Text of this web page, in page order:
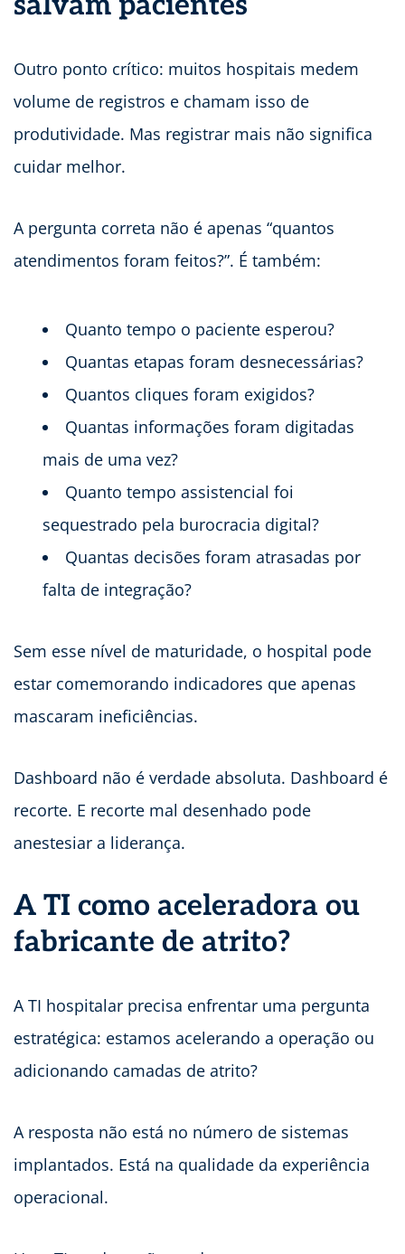
Outro ponto crítico: muitos hospitais medem
volume de registros e chamam isso de
produtividade. Mas registrar mais não significa
cuidar melhor.
A pergunta correta não é apenas “quantos
atendimentos foram feitos?”. É também:
Quanto tempo o paciente esperou?
Quantas etapas foram desnecessárias?
Quantos cliques foram exigidos?
Quantas informações foram digitadas
mais de uma vez?
Quanto tempo assistencial foi
sequestrado pela burocracia digital?
Quantas decisões foram atrasadas por
falta de integração?
Sem esse nível de maturidade, o hospital pode
estar comemorando indicadores que apenas
mascaram ineficiências.
Dashboard não é verdade absoluta. Dashboard é
recorte. E recorte mal desenhado pode
anestesiar a liderança.
A TI como aceleradora ou
fabricante de atrito?
A TI hospitalar precisa enfrentar uma pergunta
estratégica: estamos acelerando a operação ou
adicionando camadas de atrito?
A resposta não está no número de sistemas
implantados. Está na qualidade da experiência
operacional.